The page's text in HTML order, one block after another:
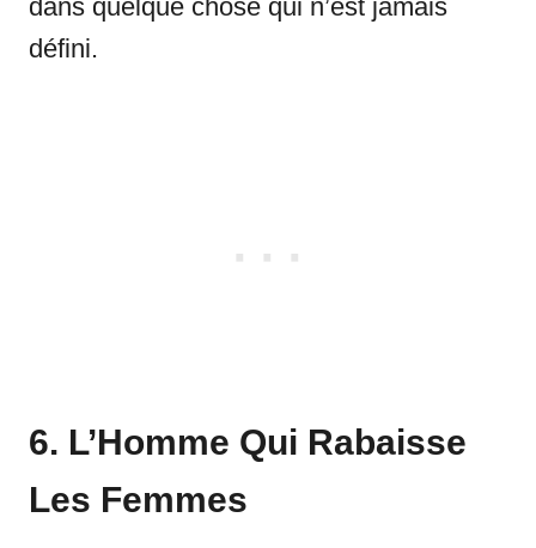
dans quelque chose qui n’est jamais
défini.
6. L’Homme Qui Rabaisse
Les Femmes